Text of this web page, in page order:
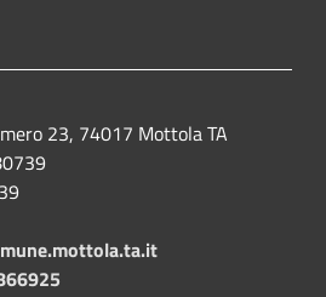
23, 74017 Mottola TA